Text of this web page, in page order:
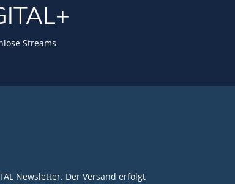
Streams
Newsletter. Der Versand erfolgt